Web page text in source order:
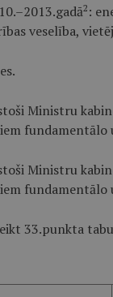
2 :
veselība,
Ministru
fundamentālo
Ministru
fundamentālo
33.punkta